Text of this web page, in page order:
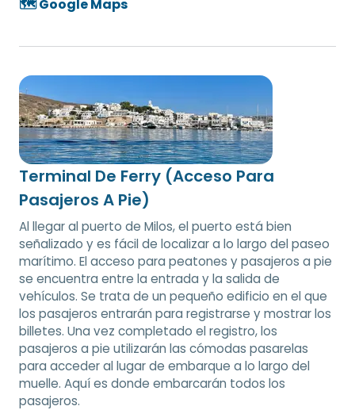
🗺️ Google Maps
Terminal De Ferry (Acceso Para
Pasajeros A Pie)
Al llegar al puerto de Milos, el puerto está bien
señalizado y es fácil de localizar a lo largo del paseo
marítimo. El acceso para peatones y pasajeros a pie
se encuentra entre la entrada y la salida de
vehículos. Se trata de un pequeño edificio en el que
los pasajeros entrarán para registrarse y mostrar los
billetes. Una vez completado el registro, los
pasajeros a pie utilizarán las cómodas pasarelas
para acceder al lugar de embarque a lo largo del
muelle. Aquí es donde embarcarán todos los
pasajeros.